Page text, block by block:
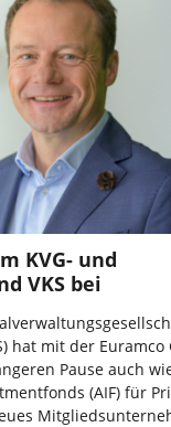
KVG- und
VKS bei
hat mit der Euramco
Pause auch
(AIF) für